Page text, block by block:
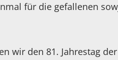
für die gefallenen
wir den 81. Jahrestag